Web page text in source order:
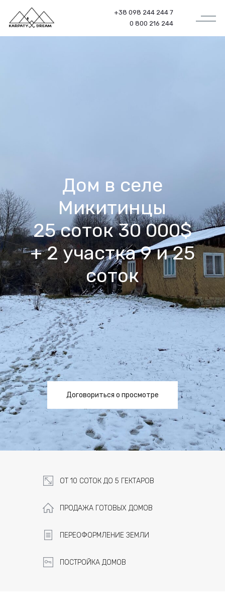
0 800 216 244
+38 098 244 244 7
Дом в селе
Микитинцы
25 соток 30 000$
+ 2 участка 9 и 25
соток
Договориться о просмотре
ОТ 10 СОТОК ДО 5 ГЕКТАРОВ
ПРОДАЖА ГОТОВЫХ ДОМОВ
ПЕРЕОФОРМЛЕНИЕ ЗЕМЛИ
ПОСТРОЙКА ДОМОВ